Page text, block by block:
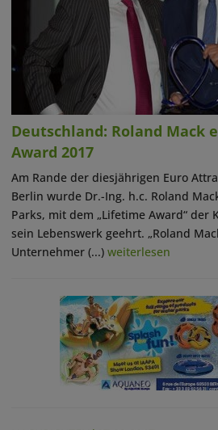
Deutschland: Roland Mack
Award 2017
Am Rande der diesjährigen Euro
Berlin wurde Dr.-Ing. h.c. Roland
Parks, mit dem „Lifetime Award“ der
sein Lebenswerk geehrt. „Roland
Unternehmer (...) weiterlesen